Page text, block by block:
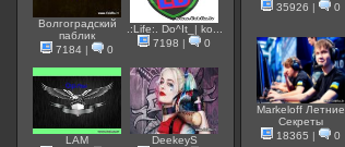
Волгоградский
паблик
7184 | 0
.:Life:. Do^It_| ko...
7198 | 0
LAM
DeekeyS
35926 | 0
Markeloff Летние
Секреты
18365 | 0